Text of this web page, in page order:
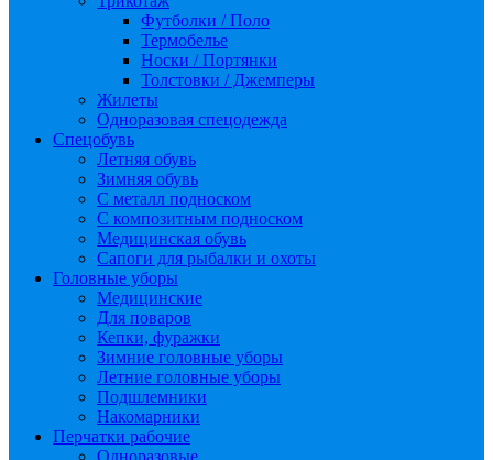
Футболки / Поло
Термобелье
Носки / Портянки
Толстовки / Джемперы
Жилеты
Одноразовая спецодежда
Спецобувь
Летняя обувь
Зимняя обувь
С металл подноском
С композитным подноском
Медицинская обувь
Сапоги для рыбалки и охоты
Головные уборы
Медицинские
Для поваров
Кепки, фуражки
Зимние головные уборы
Летние головные уборы
Подшлемники
Накомарники
Перчатки рабочие
Одноразовые